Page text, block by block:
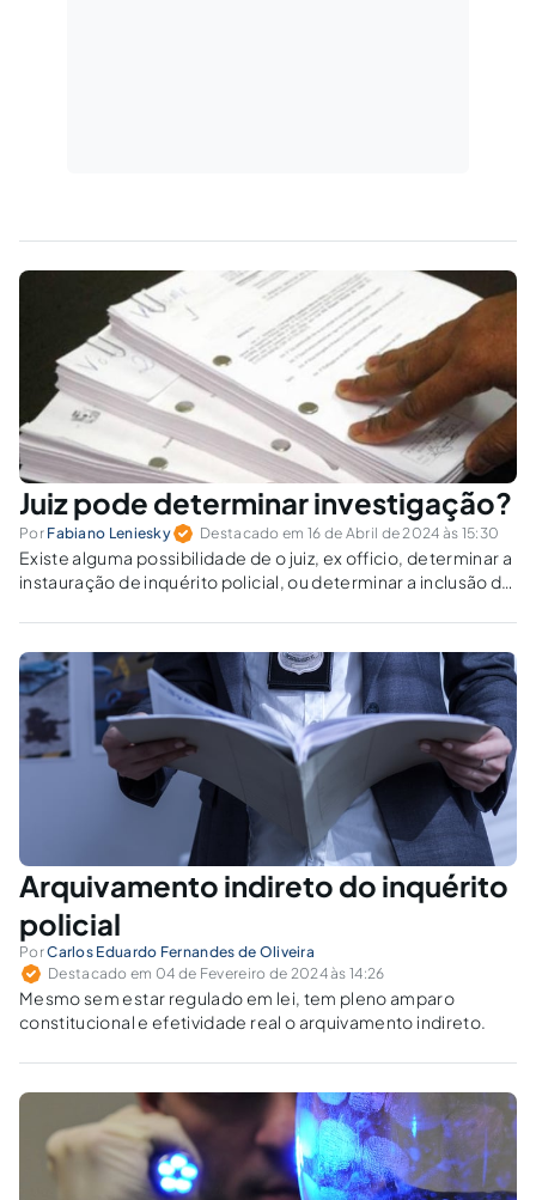
Juiz pode determinar investigação?
Por Fabiano Leniesky Destacado em 16 de Abril de 2024 às 15:30
Existe alguma possibilidade de o juiz, ex officio, determinar a
instauração de inquérito policial, ou determinar a inclusão do
procedimento investigatório?
Arquivamento indireto do inquérito
policial
PorCarlos Eduardo Fernandes de Oliveira
Destacado em 04 de Fevereiro de 2024 às 14:26
Mesmo sem estar regulado em lei, tem pleno amparo
constitucional e efetividade real o arquivamento indireto.